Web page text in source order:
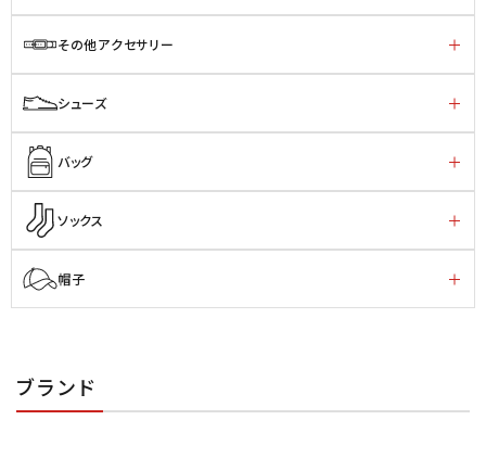
その他アクセサリー
シューズ
バッグ
ソックス
帽子
ブランド